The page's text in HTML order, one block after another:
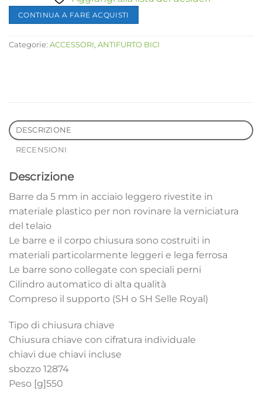
CONTINUA A FARE ACQUISTI
Categorie: ACCESSORI, ANTIFURTO BICI
DESCRIZIONE
RECENSIONI
Descrizione
Barre da 5 mm in acciaio leggero rivestite in
materiale plastico per non rovinare la verniciatura
del telaio
Le barre e il corpo chiusura sono costruiti in
materiali particolarmente leggeri e lega ferrosa
Le barre sono collegate con speciali perni
Cilindro automatico di alta qualità
Compreso il supporto (SH o SH Selle Royal)
Tipo di chiusura chiave
Chiusura chiave con cifratura individuale
chiavi due chiavi incluse
sbozzo 12874
Peso [g]550